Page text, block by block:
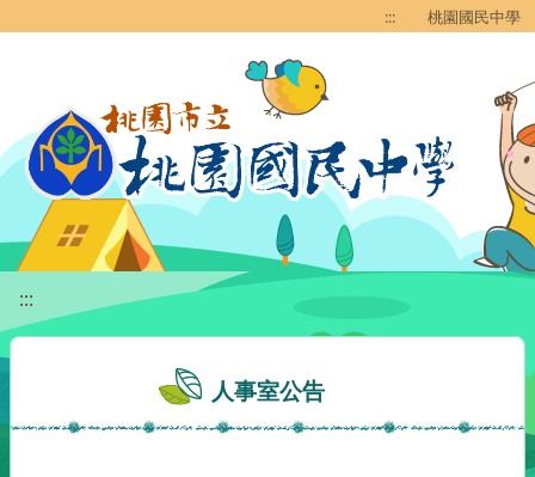
::: 桃園國民中學
:::
人事室公告